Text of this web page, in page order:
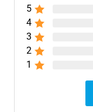
5
4
3
2
1